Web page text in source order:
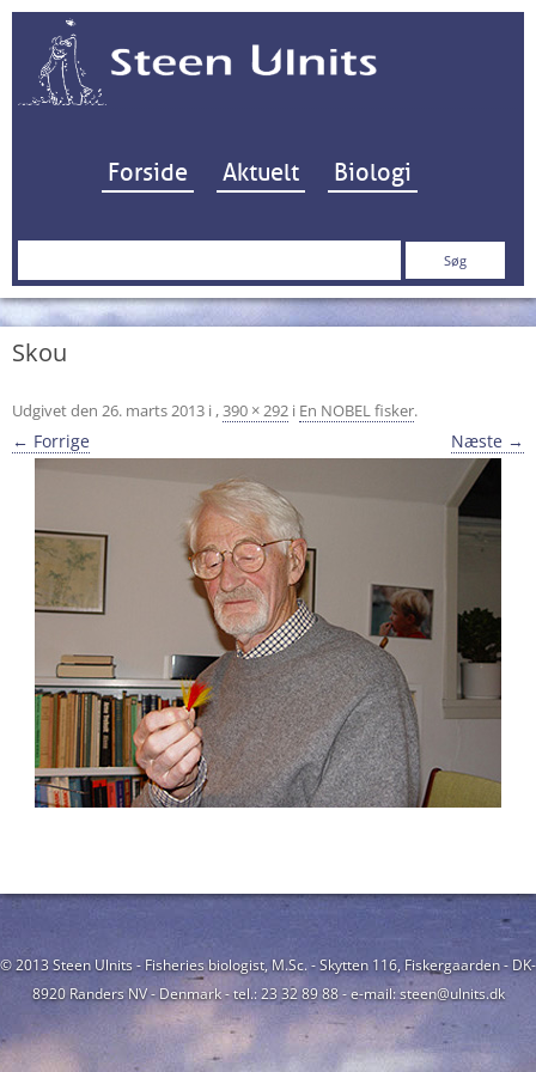
Hop til indhold
Forside Aktuelt Biologi
Søg
Skou
Udgivet den 26. marts 2013 i ,390 × 292 i En NOBEL fisker.
← Forrige Næste →
© 2013 Steen Ulnits - Fisheries biologist, M.Sc. - Skytten 116, Fiskergaarden - DK-
8920 Randers NV - Denmark - tel.: 23 32 89 88 - e-mail: steen@ulnits.dk